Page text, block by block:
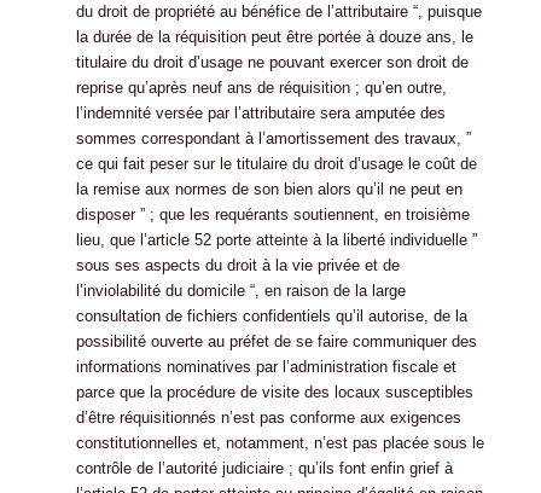
du droit de propriété au bénéfice de l’attributaire “, puisque
la durée de la réquisition peut être portée à douze ans, le
titulaire du droit d’usage ne pouvant exercer son droit de
reprise qu’après neuf ans de réquisition ; qu’en outre,
l’indemnité versée par l’attributaire sera amputée des
sommes correspondant à l’amortissement des travaux, ”
ce qui fait peser sur le titulaire du droit d’usage le coût de
la remise aux normes de son bien alors qu’il ne peut en
disposer ” ; que les requérants soutiennent, en troisième
lieu, que l’article 52 porte atteinte à la liberté individuelle ”
sous ses aspects du droit à la vie privée et de
l’inviolabilité du domicile “, en raison de la large
consultation de fichiers confidentiels qu’il autorise, de la
possibilité ouverte au préfet de se faire communiquer des
informations nominatives par l’administration fiscale et
parce que la procédure de visite des locaux susceptibles
d’être réquisitionnés n’est pas conforme aux exigences
constitutionnelles et, notamment, n’est pas placée sous le
contrôle de l’autorité judiciaire ; qu’ils font enfin grief à